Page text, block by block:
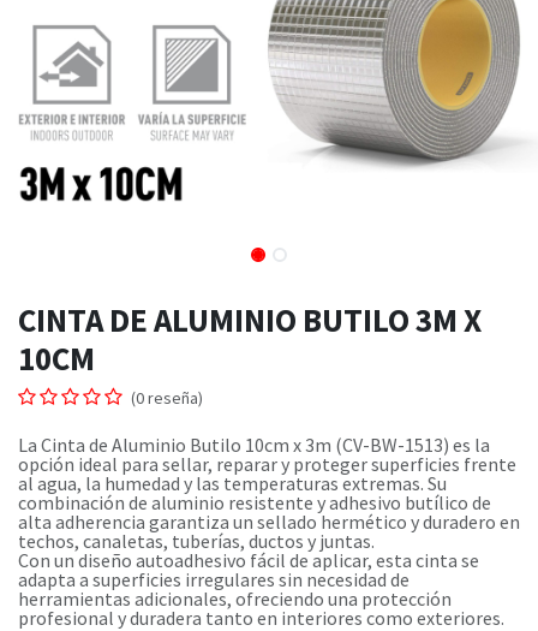
CINTA DE ALUMINIO BUTILO 3M X
10CM
(0 reseña)
La Cinta de Aluminio Butilo 10cm x 3m (CV-BW-1513) es la
opción ideal para sellar, reparar y proteger superficies frente
al agua, la humedad y las temperaturas extremas. Su
combinación de aluminio resistente y adhesivo butílico de
alta adherencia garantiza un sellado hermético y duradero en
techos, canaletas, tuberías, ductos y juntas.
Con un diseño autoadhesivo fácil de aplicar, esta cinta se
adapta a superficies irregulares sin necesidad de
herramientas adicionales, ofreciendo una protección
profesional y duradera tanto en interiores como exteriores.